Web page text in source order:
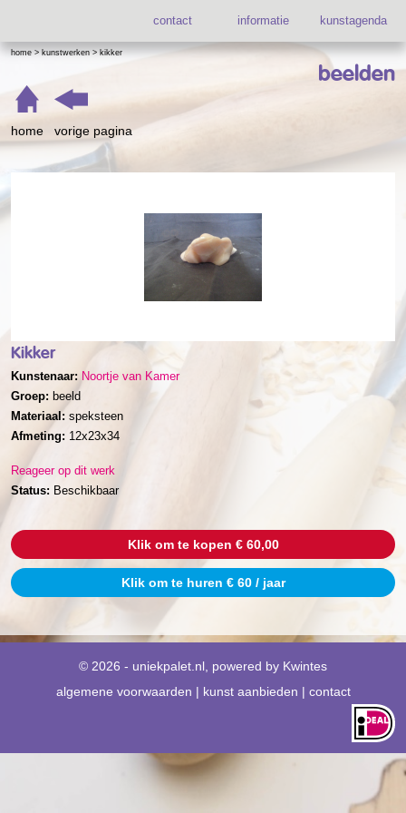
contact informatie kunstagenda
home>kunstwerken>kikker
beelden
home vorige pagina
Kikker
Kunstenaar: Noortje van Kamer
Groep: beeld
Materiaal: speksteen
Afmeting: 12x23x34
Reageer op dit werk
Status: Beschikbaar
Klik om te kopen € 60,00
Klik om te huren € 60 / jaar
© 2026 - uniekpalet.nl, powered by Kwintes
algemene voorwaarden | kunst aanbieden | contact